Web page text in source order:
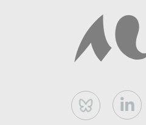
Bluesky